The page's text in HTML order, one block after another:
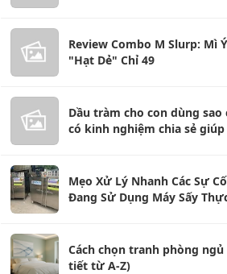
Review Combo M Slurp: Mì
"Hạt Dẻ" Chỉ 49
Dầu tràm cho con dùng
có kinh nghiệm chia sẻ
Mẹo Xử Lý Nhanh Các Sự
Đang Sử Dụng Máy Sấy
Cách chọn tranh phòng
tiết từ A-Z)